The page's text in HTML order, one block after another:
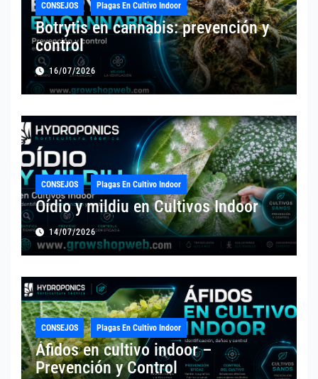
CONSEJOS Plagas En Cultivo Indoor
Botrytis en cannabis: prevención y
control
16/07/2026
CONSEJOS Plagas En Cultivo Indoor
Oídio y mildiu en Cultivos Indoor
14/07/2026
CONSEJOS Plagas En Cultivo Indoor
Áfidos en cultivo indoor –
Prevención y Control